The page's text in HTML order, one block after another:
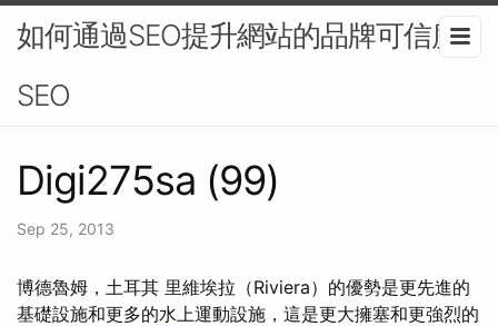
如何通過SEO提升網站的品牌可信度-
SEO
Digi275sa (99)
Sep 25, 2013
博德魯姆，土耳其 里維埃拉（Riviera）的優勢是更先進的
基礎設施和更多的水上運動設施，這是更大擁塞和更強烈的